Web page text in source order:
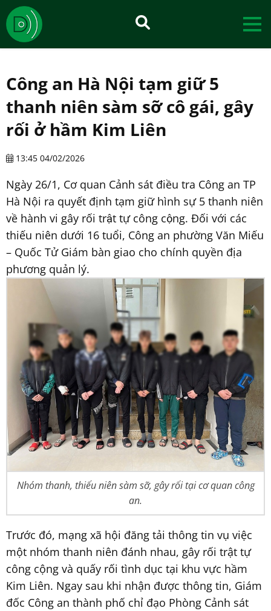
Công an Hà Nội tạm giữ 5
thanh niên sàm sỡ cô gái, gây
rối ở hầm Kim Liên
13:45 04/02/2026
Ngày 26/1, Cơ quan Cảnh sát điều tra Công an TP
Hà Nội ra quyết định tạm giữ hình sự 5 thanh niên
về hành vi gây rối trật tự công cộng. Đối với các
thiếu niên dưới 16 tuổi, Công an phường Văn Miếu
– Quốc Tử Giám bàn giao cho chính quyền địa
phương quản lý.
Nhóm thanh, thiếu niên sàm sỡ, gây rối tại cơ quan công
an.
Trước đó, mạng xã hội đăng tải thông tin vụ việc
một nhóm thanh niên đánh nhau, gây rối trật tự
công cộng và quấy rối tình dục tại khu vực hầm
Kim Liên. Ngay sau khi nhận được thông tin, Giám
đốc Công an thành phố chỉ đạo Phòng Cảnh sát